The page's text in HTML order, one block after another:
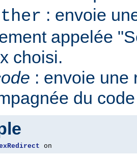
: envoie
appelée
choisi.
: envoie une
du
on